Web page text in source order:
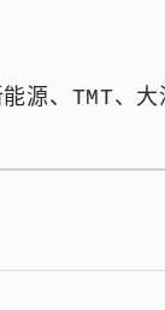
源、TMT、大